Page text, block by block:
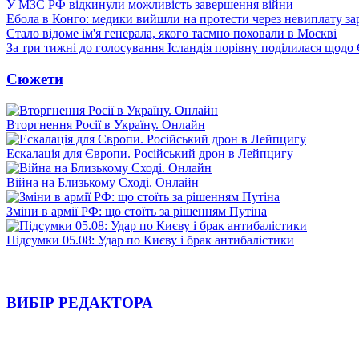
У МЗС РФ відкинули можливість завершення війни
Ебола в Конго: медики вийшли на протести через невиплату
Стало відоме ім'я генерала, якого таємно поховали в Москві
За три тижні до голосування Ісландія порівну поділилася
Сюжети
Вторгнення Росії в Україну. Онлайн
Ескалація для Європи. Російський дрон в Лейпцигу
Війна на Близькому Сході. Онлайн
Зміни в армії РФ: що стоїть за рішенням Путіна
Підсумки 05.08: Удар по Києву і брак антибалістики
ВИБІР РЕДАКТОРА